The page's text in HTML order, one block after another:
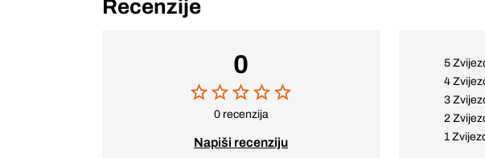
Recenzije
0
0 recenzija
Napiši recenziju
5
4
3
2
1